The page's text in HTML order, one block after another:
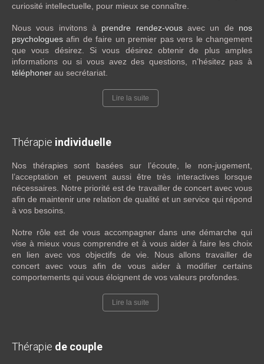
curiosité intellectuelle, pour mieux se connaître.
Nous vous invitons à prendre rendez-vousavec un de nos
psychologues afin de faire un premier pas vers le changement
que vous désirez. Si vous désirez obtenir de plus amples
informations ou si vous avez des questions, n’hésitez pas à
téléphoner au secrétariat.
Lire la suite
Thérapie individuelle
Nos thérapies sont basées sur l’écoute, le non-jugement,
l’acceptation et peuvent aussi être très interactives lorsque
nécessaires. Notre priorité est de travailler de concert avec vous
afin de maintenir une relation de qualité et un service qui répond
à vos besoins.
Notre rôle est de vous accompagner dans une démarche qui
vise à mieux vous comprendre et à vous aider à faire les choix
en lien avec vos objectifs de vie. Nous allons travailler de
concert avec vous afin de vous aider à modifier certains
comportements qui vous éloignent de vos valeurs profondes.
Lire la suite
Thérapie de couple